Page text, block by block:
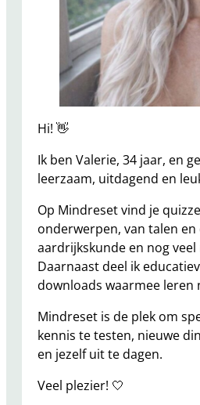
Hi! 👋
Ik ben Valerie, 34 jaar, en
leerzaam, uitdagend en
Op Mindreset vind je
onderwerpen, van talen
aardrijkskunde en nog veel
Daarnaast deel ik
downloads waarmee leren
Mindreset is de plek om
kennis te testen, nieuwe
en jezelf uit te dagen.
Veel plezier! 🤍